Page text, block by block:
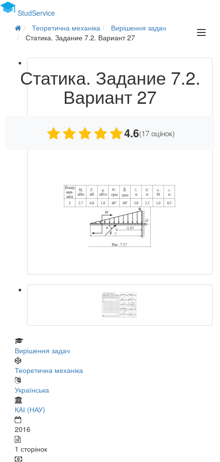
StudService
Теоретична механіка
Вирішення задач
Статика. Задание 7.2. Вариант 27
Статика. Задание 7.2.
Вариант 27
4.6(17 оцінок)
Вирішення задач
Теоретична механіка
Українська
КАІ (НАУ)
2016
1 сторінок